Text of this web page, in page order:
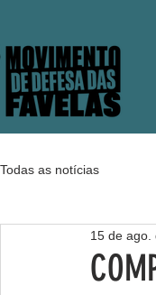
Todas as notícias
15 de ago.